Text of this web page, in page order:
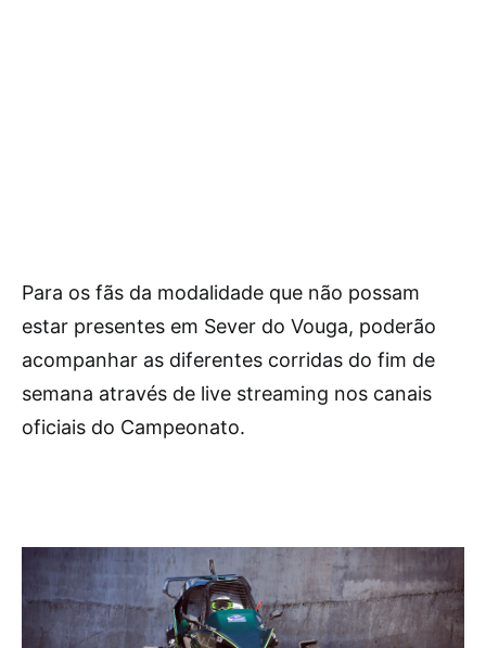
Para os fãs da modalidade que não possam
estar presentes em Sever do Vouga, poderão
acompanhar as diferentes corridas do fim de
semana através de live streaming nos canais
oficiais do Campeonato.